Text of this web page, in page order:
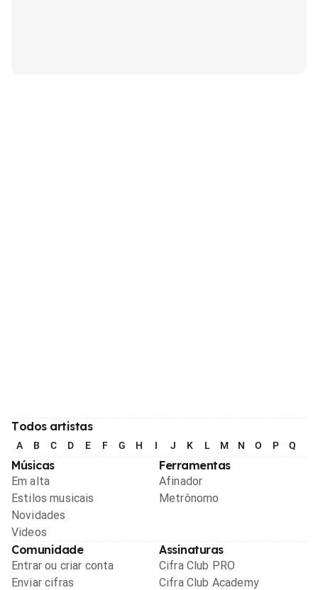
Todos artistas
A B C D E F G H I J K L M N O P Q
Músicas
Em alta
Estilos musicais
Novidades
Videos
Ferramentas
Afinador
Metrônomo
Comunidade
Entrar ou criar conta
Enviar cifras
Assinaturas
Cifra Club PRO
Cifra Club Academy